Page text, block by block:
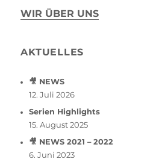
WIR ÜBER UNS
AKTUELLES
🎥 NEWS
12. Juli 2026
Serien Highlights
15. August 2025
🎥 NEWS 2021 – 2022
6. Juni 2023